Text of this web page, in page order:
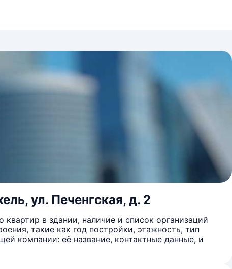
ул. Печенгская, д. 2
в здании, наличие и список организаций
такие как год постройки, этажность, тип
компании: её название, контактные данные, и